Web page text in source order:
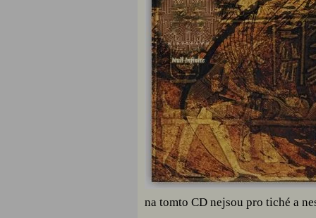
na tomto CD nejsou pro tiché a